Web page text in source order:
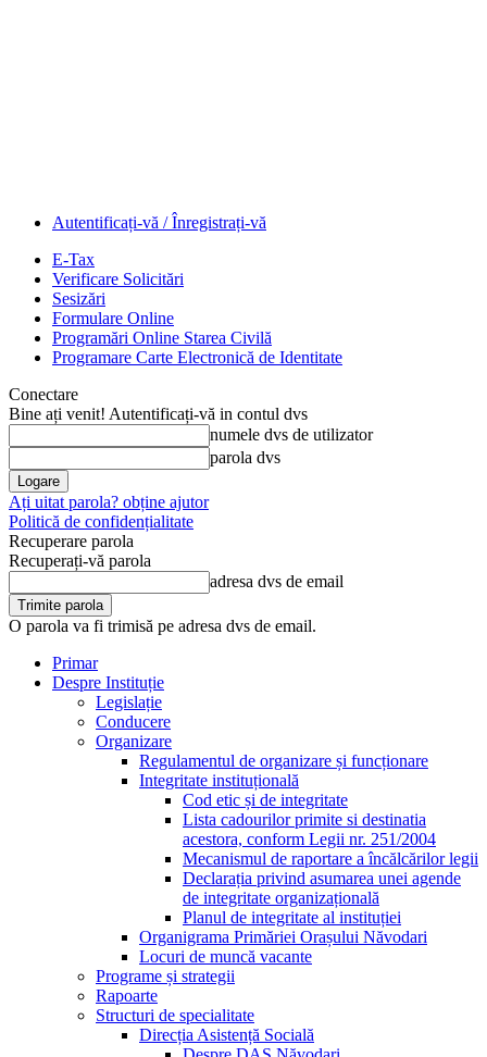
Autentificați-vă / Înregistrați-vă
E-Tax
Verificare Solicitări
Sesizări
Formulare Online
Programări Online Starea Civilă
Programare Carte Electronică de Identitate
Conectare
Bine ați venit! Autentificați-vă in contul dvs
numele dvs de utilizator
parola dvs
Ați uitat parola? obține ajutor
Politică de confidențialitate
Recuperare parola
Recuperați-vă parola
adresa dvs de email
O parola va fi trimisă pe adresa dvs de email.
Primar
Despre Instituție
Legislație
Conducere
Organizare
Regulamentul de organizare și funcționare
Integritate instituțională
Cod etic și de integritate
Lista cadourilor primite si destinatia
acestora, conform Legii nr. 251/2004
Mecanismul de raportare a încălcărilor legii
Declarația privind asumarea unei agende
de integritate organizațională
Planul de integritate al instituției
Organigrama Primăriei Orașului Năvodari
Locuri de muncă vacante
Programe și strategii
Rapoarte
Structuri de specialitate
Direcția Asistență Socială